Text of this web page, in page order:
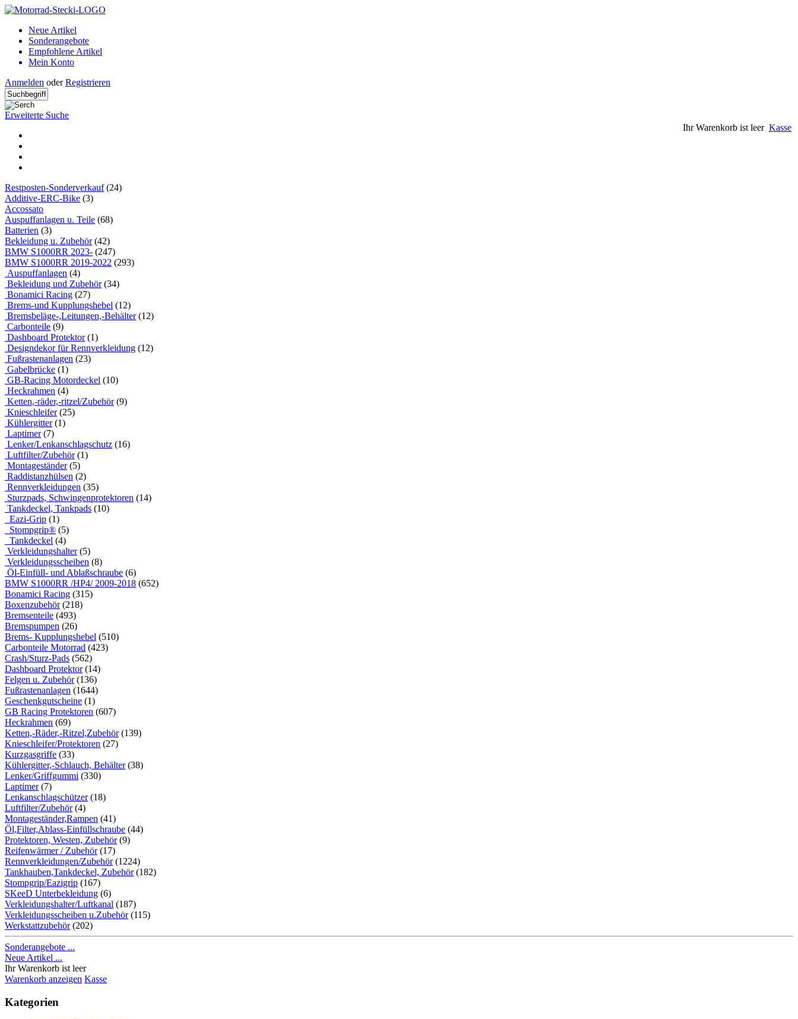
Neue Artikel
Sonderangebote
Empfohlene Artikel
Mein Konto
Anmelden oderRegistrieren
Erweiterte Suche
Ihr Warenkorb ist leer Kasse
Restposten-Sonderverkauf(24)
Additive-ERC-Bike (3)
Accossato
Auspuffanlagen u. Teile (68)
Batterien (3)
Bekleidung u. Zubehör(42)
BMW S1000RR 2023- (247)
BMW S1000RR 2019-2022 (293)
Auspuffanlagen (4)
Bekleidung und Zubehör(34)
Bonamici Racing (27)
Brems-und Kupplungshebel (12)
Bremsbeläge-,Leitungen,-Behälter(12)
Carbonteile (9)
Dashboard Protektor(1)
Designdekor für Rennverkleidung (12)
Fußrastenanlagen (23)
Gabelbrücke (1)
GB-Racing Motordeckel (10)
Heckrahmen (4)
Ketten,-räder,-ritzel/Zubehör(9)
Knieschleifer(25)
Kühlergitter(1)
Laptimer(7)
Lenker/Lenkanschlagschutz (16)
Luftfilter/Zubehör(1)
Montageständer(5)
Raddistanzhülsen (2)
Rennverkleidungen (35)
Sturzpads, Schwingenprotektoren (14)
Tankdeckel, Tankpads (10)
Eazi-Grip (1)
Stompgrip® (5)
Tankdeckel (4)
Verkleidungshalter(5)
Verkleidungsscheiben (8)
Öl-Einfüll- und Ablaßschraube (6)
BMW S1000RR /HP4/ 2009-2018 (652)
Bonamici Racing (315)
Boxenzubehör(218)
Bremsenteile (493)
Bremspumpen (26)
Brems- Kupplungshebel (510)
Carbonteile Motorrad (423)
Crash/Sturz-Pads (562)
Dashboard Protektor(14)
Felgen u. Zubehör(136)
Fußrastenanlagen (1644)
Geschenkgutscheine (1)
GB Racing Protektoren (607)
Heckrahmen (69)
Ketten,-Räder,-Ritzel,Zubehör(139)
Knieschleifer/Protektoren (27)
Kurzgasgriffe (33)
Kühlergitter,-Schlauch, Behälter(38)
Lenker/Griffgummi (330)
Laptimer(7)
Lenkanschlagschützer(18)
Luftfilter/Zubehör(4)
Montageständer,Rampen (41)
Öl,Filter,Ablass-Einfüllschraube (44)
Protektoren, Westen, Zubehör(9)
Reifenwärmer / Zubehör(17)
Rennverkleidungen/Zubehör(1224)
Tankhauben,Tankdeckel, Zubehör(182)
Stompgrip/Eazigrip (167)
SKeeD Unterbekleidung (6)
Verkleidungshalter/Luftkanal (187)
Verkleidungsscheiben u.Zubehör(115)
Werkstattzubehör(202)
Sonderangebote ...
Neue Artikel ...
Ihr Warenkorb ist leer
Warenkorb anzeigen Kasse
Kategorien